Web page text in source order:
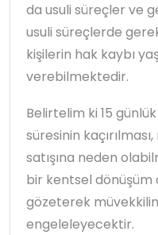
da usuli süreçler ve
usuli süreçlerde
kişilerin hak kaybı
verebilmektedir.
Belirtelim ki 15
süresinin
satışına neden
bir kentsel dönüşüm
gözeterek
engeleleyecektir.